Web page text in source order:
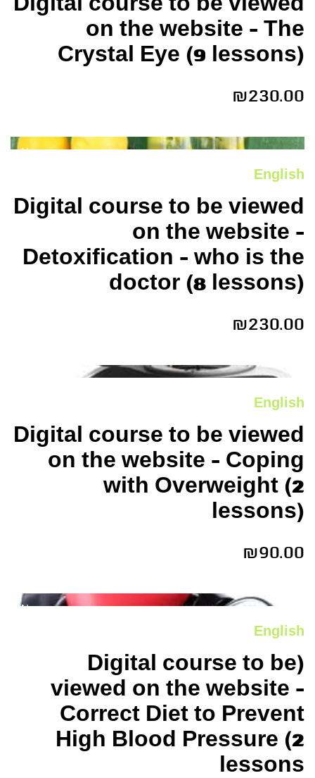
on the website – The
Crystal Eye (9 lessons)
₪230.00
New
English
Digital course to be viewed
on the website –
Detoxification – who is the
doctor (8 lessons)
₪230.00
English
Digital course to be viewed
on the website – Coping
with Overweight (2
lessons)
₪90.00
New
English
(Digital course to be
viewed on the website –
Correct Diet to Prevent
High Blood Pressure (2
lessons